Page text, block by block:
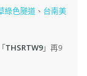
綠色隧道、 台南美
THSRTW9」再9